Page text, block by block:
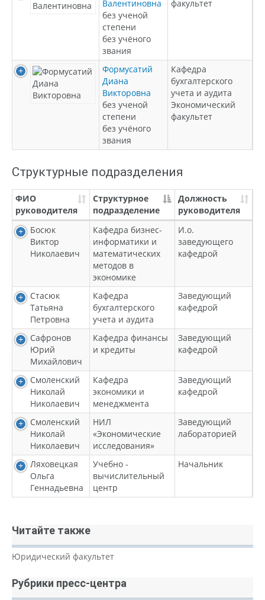
Валентиновна
без ученой
степени
без учёного
звания
факультет
Формусатий
Диана
Викторовна
без ученой
степени
без учёного
звания
Кафедра
бухгалтерского
учета и аудита
Экономический
факультет
Структурные подразделения
ФИО
руководителя
Структурное
подразделение
Должность
руководителя
Босюк
Виктор
Николаевич
Кафедра бизнес-
информатики и
математических
методов в
экономике
И.о.
заведующего
кафедрой
Стасюк
Татьяна
Петровна
Кафедра
бухгалтерского
учета и аудита
Заведующий
кафедрой
Сафронов
Юрий
Михайлович
Кафедра финансы
и кредиты
Заведующий
кафедрой
Смоленский
Николай
Николаевич
Кафедра
экономики и
менеджмента
Заведующий
кафедрой
Смоленский
Николай
Николаевич
НИЛ
«Экономические
исследования»
Заведующий
лабораторией
Ляховецкая
Ольга
Геннадьевна
Учебно -
вычислительный
центр
Начальник
Читайте также
Юридический факультет
Рубрики пресс-центра